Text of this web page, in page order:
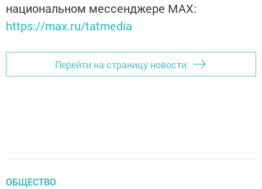
национальном мессенджере MАХ:
https://max.ru/tatmedia
Перейти на страницу новости
ОБЩЕСТВО